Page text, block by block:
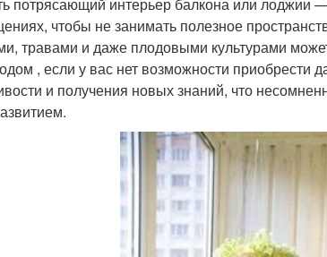
чтобы не занимать полезное
травами и даже плодовыми культурами
, если у вас нет возможности приобрести
и получения новых знаний, что